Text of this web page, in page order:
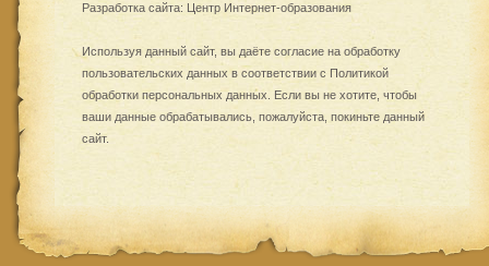
Разработка сайта: Центр Интернет-образования
Используя данный сайт, вы даёте согласие на обработку
пользовательских данных в соответствии с Политикой
обработки персональных данных . Если вы не хотите, чтобы
ваши данные обрабатывались, пожалуйста, покиньте данный
сайт.